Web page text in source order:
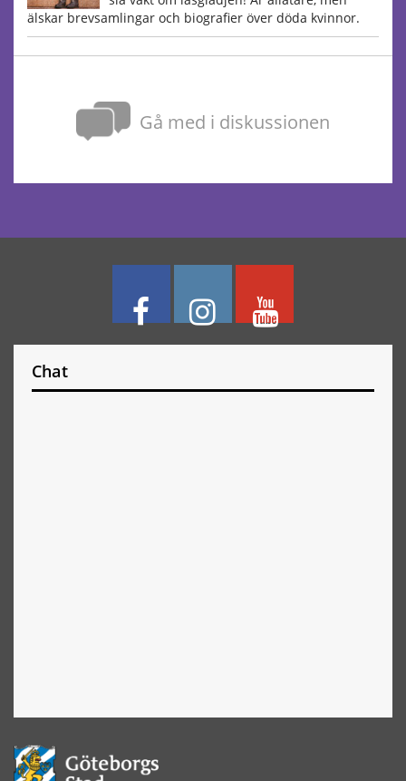
älskar brevsamlingar och biografier över döda kvinnor.
Gå med i diskussionen
Chat